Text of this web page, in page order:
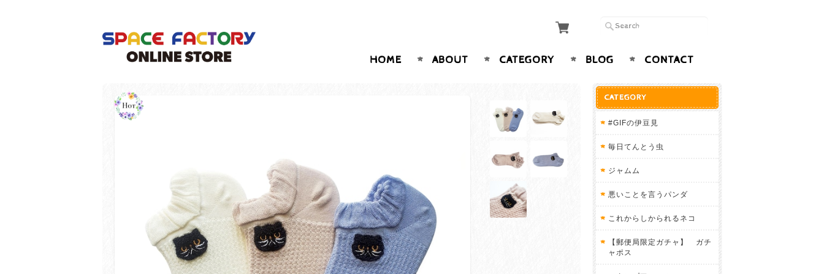
HOME ABOUT CATEGORY BLOG CONTACT
CATEGORY
#GIFの伊豆見
毎日てんとう虫
ジャムム
悪いことを言うパンダ
これからしかられるネコ
【郵便局限定ガチャ】 ガチ
ャポス